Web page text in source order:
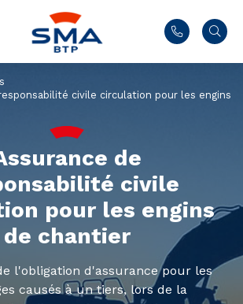
civile circulation pour les engins
de
civile
pour les engins
de chantier
l'obligation d'assurance pour les
causés à un tiers, lors de la